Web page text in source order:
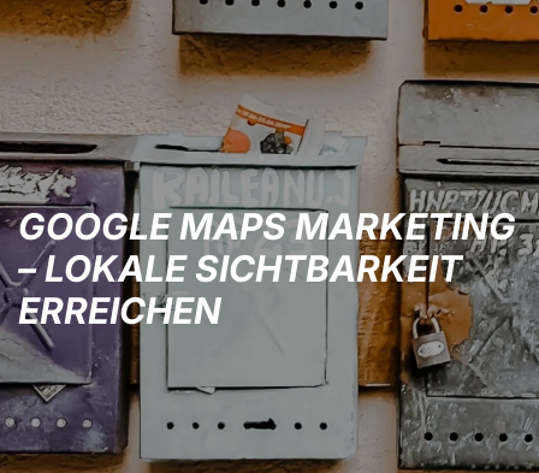
GOOGLE MAPS MARKETING
– LOKALE SICHTBARKEIT
ERREICHEN